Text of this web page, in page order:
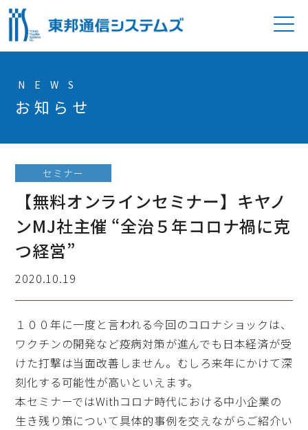
NEWS
お知らせ
セミナー
【無料オンラインセミナー】キヤノ
ンMJ社主催 “全治５年コロナ禍に克
つ経営”
2020.10.19
１００年に一度と言われる今回のコロナショックは、
ワクチンの開発など疫病対策が進んでも日本経済が受
けた打撃は当面改善しません。むしろ来年にかけて深
刻化する可能性が高いといえます。
本セミナーではWithコロナ時代における中小企業の
生き残り策について具体的事例を交えながらご紹介い